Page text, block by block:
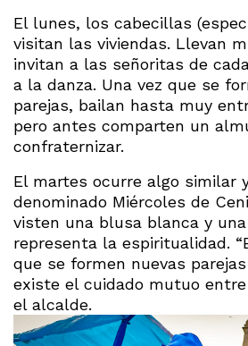
El lunes, los cabecillas
visitan las viviendas. Llevan
invitan a las señoritas de
a la danza. Una vez que se
parejas, bailan hasta muy
pero antes comparten un
confraternizar.
El martes ocurre algo similar
denominado Miércoles de
visten una blusa blanca y
representa la espiritualidad.
que se formen nuevas
existe el cuidado mutuo entre
el alcalde.